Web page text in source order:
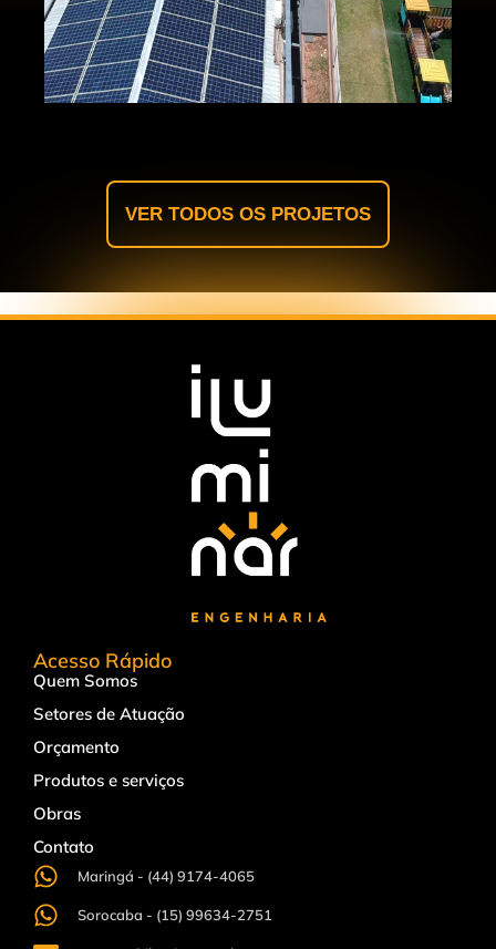
VER TODOS OS PROJETOS
Acesso Rápido
Quem Somos
Setores de Atuação
Orçamento
Produtos e serviços
Obras
Contato
Maringá - (44) 9174-4065
Sorocaba - (15) 99634-2751